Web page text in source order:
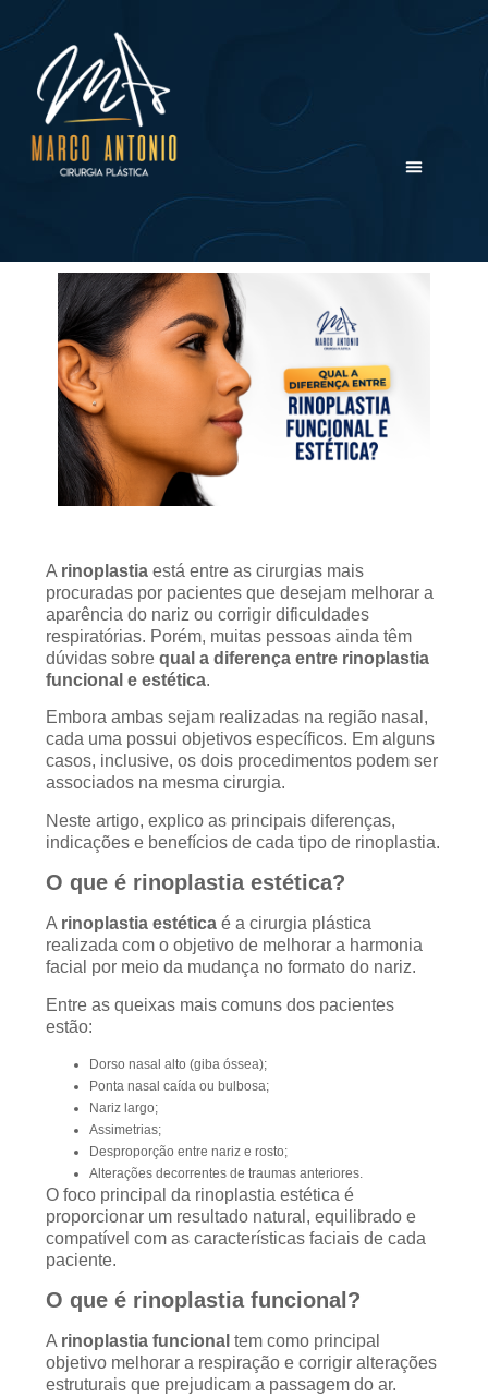
A rinoplastia está entre as cirurgias mais
procuradas por pacientes que desejam melhorar a
aparência do nariz ou corrigir dificuldades
respiratórias. Porém, muitas pessoas ainda têm
dúvidas sobrequal a diferença entre rinoplastia
funcional e estética.
Embora ambas sejam realizadas na região nasal,
cada uma possui objetivos específicos. Em alguns
casos, inclusive, os dois procedimentos podem ser
associados na mesma cirurgia.
Neste artigo, explico as principais diferenças,
indicações e benefícios de cada tipo de rinoplastia.
O que é rinoplastia estética?
A rinoplastia estética é a cirurgia plástica
realizada com o objetivo de melhorar a harmonia
facial por meio da mudança no formato do nariz.
Entre as queixas mais comuns dos pacientes
estão:
Dorso nasal alto (giba óssea);
Ponta nasal caída ou bulbosa;
Nariz largo;
Assimetrias;
Desproporção entre nariz e rosto;
Alterações decorrentes de traumas anteriores.
O foco principal da rinoplastia estética é
proporcionar um resultado natural, equilibrado e
compatível com as características faciais de cada
paciente.
O que é rinoplastia funcional?
A rinoplastia funcional tem como principal
objetivo melhorar a respiração e corrigir alterações
estruturais que prejudicam a passagem do ar.